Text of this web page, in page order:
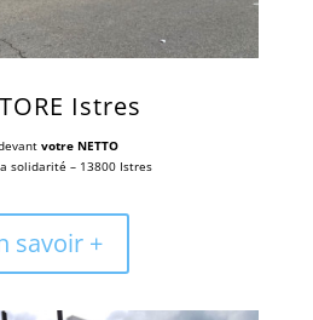
Istres
votre NETTO
solidarité – 13800 Istres
savoir +